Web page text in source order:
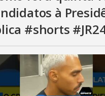
à
#shorts